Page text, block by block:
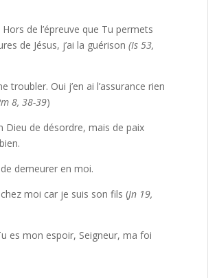
Hors de l’épreuve que Tu permets
de Jésus, j’ai la guérison(Is 53,
Oui j’en ai l’assurance rien
8, 38-39)
Dieu de désordre, mais de paix
demeurer en moi.
moi car je suis son fils (Jn 19,
es mon espoir, Seigneur, ma foi